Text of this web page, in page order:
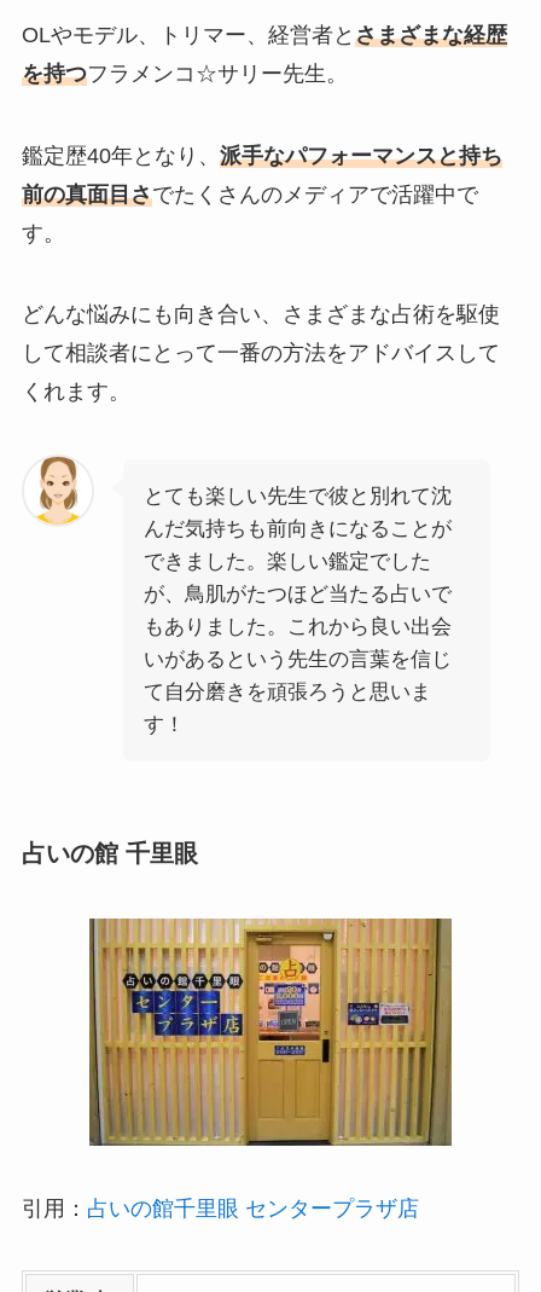
OLやモデル、トリマー、経営者と さまざまな経歴
を持つフラメンコ☆サリー先生。
鑑定歴40年となり、 派手なパフォーマンスと持ち
前の真面目さでたくさんのメディアで活躍中で
す。
どんな悩みにも向き合い、さまざまな占術を駆使
して相談者にとって一番の方法をアドバイスして
くれます。
とても楽しい先生で彼と別れて沈
んだ気持ちも前向きになることが
できました。楽しい鑑定でした
が、鳥肌がたつほど当たる占いで
もありました。これから良い出会
いがあるという先生の言葉を信じ
て自分磨きを頑張ろうと思いま
す！
占いの館 千里眼
引用： 占いの館千里眼 センタープラザ店